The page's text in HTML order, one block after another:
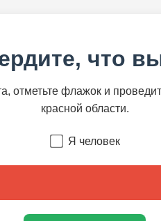
что
отметьте флажок и
красной области.
Я человек